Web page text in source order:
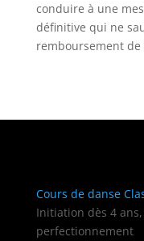
conduire à une
définitive qui ne
remboursement
Cours de danse
Initiation dès 4
perfectionnement